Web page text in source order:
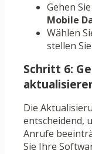
Gehen
Mobile
Wählen
stellen
Schritt 6:
Die
entscheidend,
Anrufe
Sie Ihre